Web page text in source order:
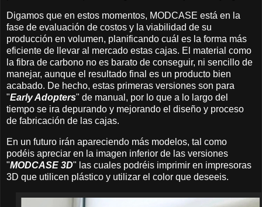
Digamos que en estos momentos, MODCASE está en la
fase de evaluación de costos y la viabilidad de su
producción en volumen, planificando cuál es la forma más
eficiente de llevar al mercado estas cajas. El material como
la fibra de carbono no es barato de conseguir, ni sencillo de
manejar, aunque el resultado final es un producto bien
acabado. De hecho, estas primeras versiones son para
"Early Adopters" de manual, por lo que a lo largo del
tiempo se ira depurando y mejorando el diseño y proceso
de fabricación de las cajas.
En un futuro irán apareciendo más modelos, tal como
podéis apreciar en la imagen inferior de las versiones
"MODCASE 3D" las cuales podréis imprimir en impresoras
3D que utilicen plástico y utilizar el color que deseeis.